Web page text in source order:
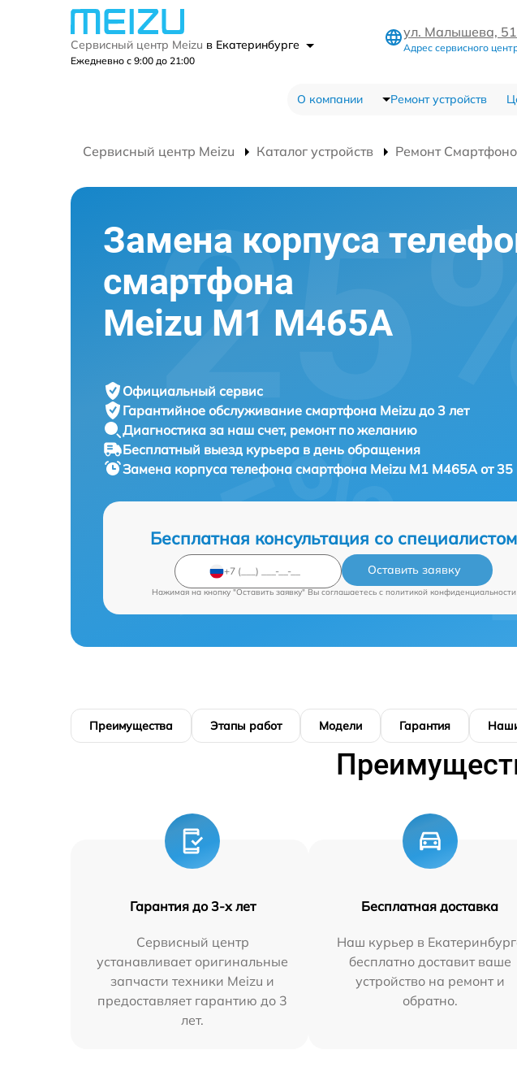
Сервисный центр Meizu в Екатеринбурге
Ежедневно с 9:00 до 21:00
ул. Малышева, 51
Адрес сервисного
О компании Ремонт устройств
Сервисный центр Meizu Каталог устройств Ремонт
Замена корпуса
смартфона
Meizu M1 M465A
Официальный сервис
Гарантийное обслуживание смартфона Meizu до 3 лет
Диагностика за наш счет, ремонт по желанию
Бесплатный выезд курьера в день обращения
Замена корпуса телефона смартфона Meizu M1 M465A от 35
Бесплатная консультация со специалистом
Оставить заявку
Нажимая на кнопку "Оставить заявку" Вы соглашаетесь c политикой конфиденциальности
Преимущества Этапы работ Модели Гарантия
Гарантия до 3-х лет
Сервисный центр
устанавливает оригинальные
запчасти техники Meizu и
предоставляет гарантию до 3
лет.
Бесплатная доставка
Наш курьер в
бесплатно доставит ваше
устройство на ремонт и
обратно.